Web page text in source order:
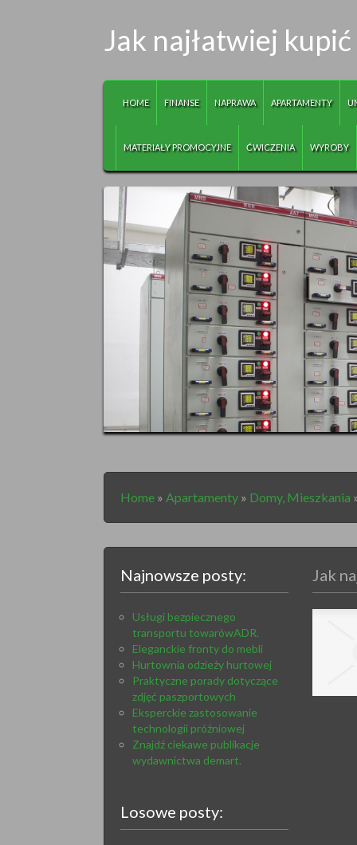
Jak najłatwiej
HOME FINANSE NAPRAWA APARTAMENTY
MATERIAŁY PROMOCYJNE ĆWICZENIA WYROBY
Home » Apartamenty » Domy, Mieszkania
Najnowsze posty:
Usługi bezpiecznego
transportu towarówADR.
Eleganckie fronty do mebli
Hurtownia odzieży hurtowej
Praktyczne porady dotyczące
zdjęć paszportowych
Eksperckie zastosowanie
technologii próżniowej
Znajdź ciekawe publikacje
wydawnictwa demart.
Losowe posty:
Jak